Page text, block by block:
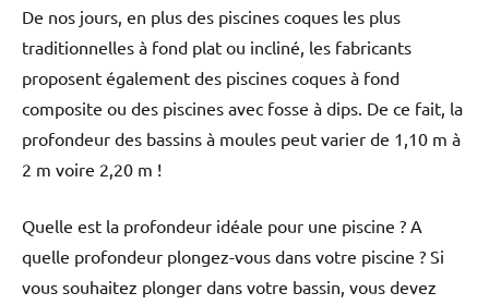
De nos jours, en plus des piscines coques les plus
traditionnelles à fond plat ou incliné, les fabricants
proposent également des piscines coques à fond
composite ou des piscines avec fosse à dips. De ce fait, la
profondeur des bassins à moules peut varier de 1,10 m à
2 m voire 2,20 m !
Quelle est la profondeur idéale pour une piscine ? A
quelle profondeur plongez-vous dans votre piscine ? Si
vous souhaitez plonger dans votre bassin, vous devez